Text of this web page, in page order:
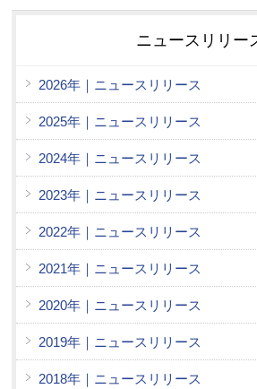
ニュースリリー
2026年｜ニュースリリース
2025年｜ニュースリリース
2024年｜ニュースリリース
2023年｜ニュースリリース
2022年｜ニュースリリース
2021年｜ニュースリリース
2020年｜ニュースリリース
2019年｜ニュースリリース
2018年｜ニュースリリース